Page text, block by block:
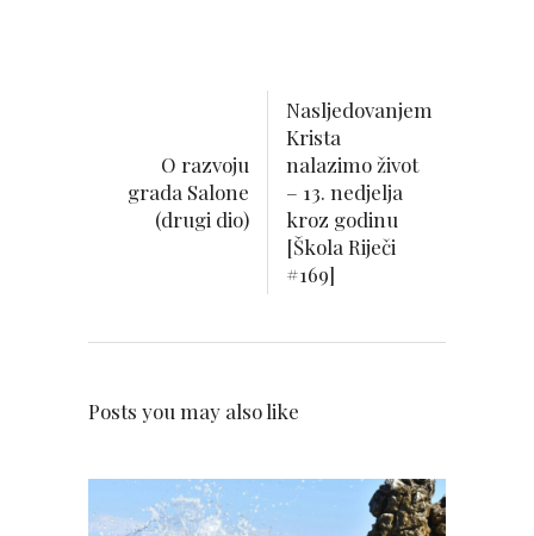
O razvoju
grada Salone
(drugi dio)
Nasljedovanjem
Krista
nalazimo život
– 13. nedjelja
kroz godinu
[Škola Riječi
#169]
Posts you may also like